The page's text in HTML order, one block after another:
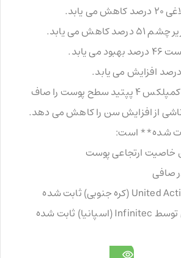
یابد.
می یابد.
یابد.
کمپلکس 4 پپتید سطح پوست را صاف
از افزایش سن را کاهش می دهد.
شده** است:
اثربخشی توسط United Active (کره جنوبی) ثابت شده
است. ** اثربخشی توسط Infinitec (اسپانیا) ثابت شده